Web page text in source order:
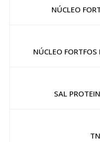
NÚCLEO
NÚCLEO
SAL